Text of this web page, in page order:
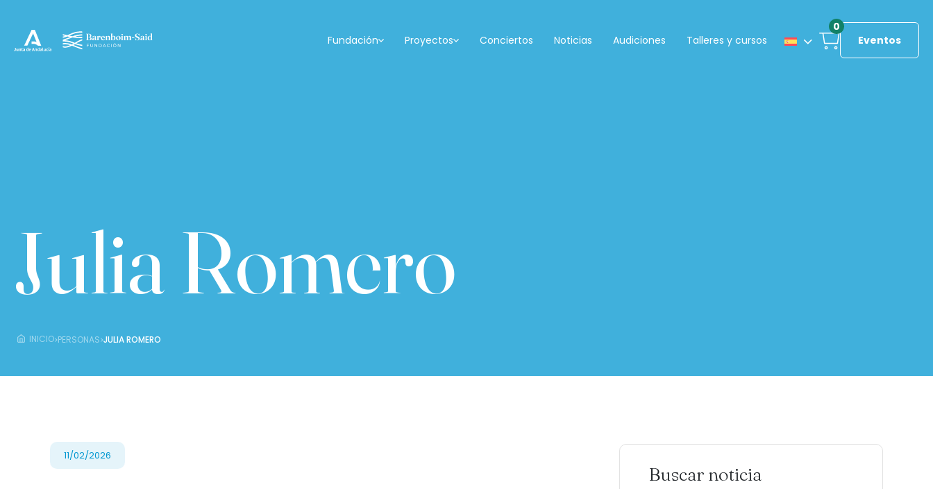
Fundación Proyectos Conciertos Noticias Audiciones Talleres y cursos
0
Eventos
Julia Romero
INICIO›PERSONAS›JULIA ROMERO
11/02/2026
Buscar noticia